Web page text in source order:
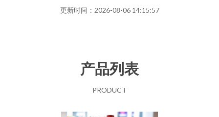
更新时间：2026-08-06 14:15:57
产品列表
PRODUCT